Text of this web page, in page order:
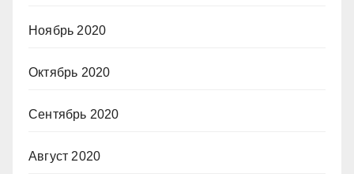
Ноябрь 2020
Октябрь 2020
Сентябрь 2020
Август 2020